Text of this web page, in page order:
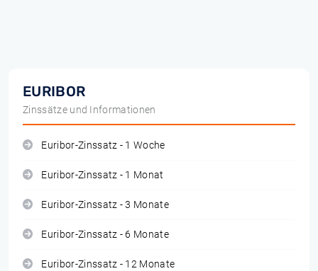
EURIBOR
Zinssätze und Informationen
Euribor-Zinssatz - 1 Woche
Euribor-Zinssatz - 1 Monat
Euribor-Zinssatz - 3 Monate
Euribor-Zinssatz - 6 Monate
Euribor-Zinssatz - 12 Monate